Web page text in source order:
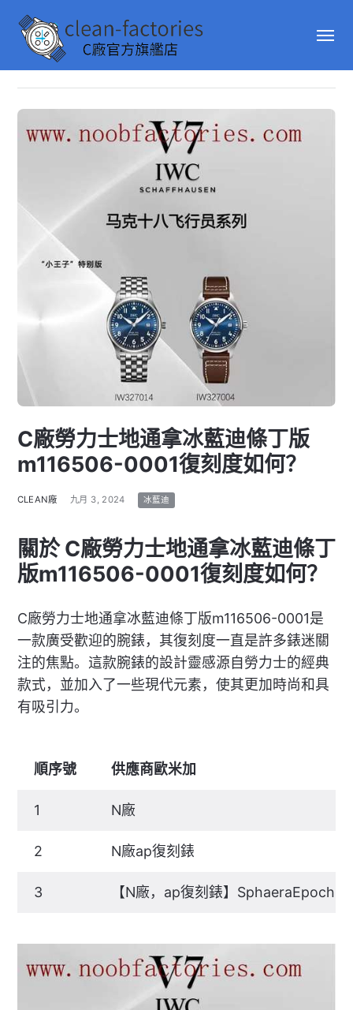
C廠勞力士地通拿冰藍迪條丁版
m116506-0001復刻度如何？
CLEAN廠 九月 3, 2024 冰藍迪
關於 C廠勞力士地通拿冰藍迪條丁
版m116506-0001復刻度如何？
C廠勞力士地通拿冰藍迪條丁版m116506-0001是
一款廣受歡迎的腕錶，其復刻度一直是許多錶迷關
注的焦點。這款腕錶的設計靈感源自勞力士的經典
款式，並加入了一些現代元素，使其更加時尚和具
有吸引力。
順序號 供應商歐米加
1 N廠
2 N廠ap復刻錶
3 【N廠，ap復刻錶】